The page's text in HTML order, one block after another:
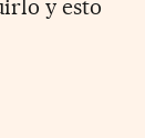
y esto